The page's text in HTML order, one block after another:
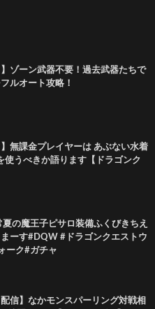
】ゾーン武器不要！過去武器たちで
ルオート攻略！
】無課金プレイヤーは あぶない水着
使うべきか語ります【ドラゴンク
夏の魔王子ピサロ装備ふくびきちえ
ーす#DQW #ドラゴンクエストウ
ーク#ガチャ
信】なかモンスパーリング対戦相